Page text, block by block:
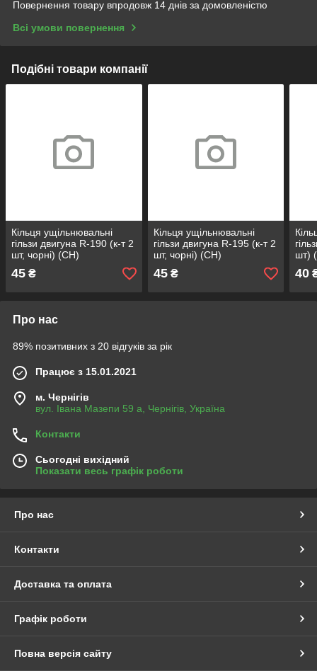
Повернення товару впродовж 14 днів за домовленістю
Всі умови повернення
Подібні товари компанії
Кільця ущільнювальні
гільзи двигуна R-190 (к-т 2
шт, чорні) (СН)
45 ₴
Кільця ущільнювальні
гільзи двигуна R-195 (к-т 2
шт, чорні) (СН)
45₴
шт)
40
Про нас
89% позитивних з 20 відгуків за рік
Працює з 15.01.2021
м. Чернігів
вул. Івана Мазепи 59 а, Чернігів, Україна
Контакти
Сьогодні вихідний
Показати весь графік роботи
Про нас
Контакти
Доставка та оплата
Графік роботи
Повна версія сайту